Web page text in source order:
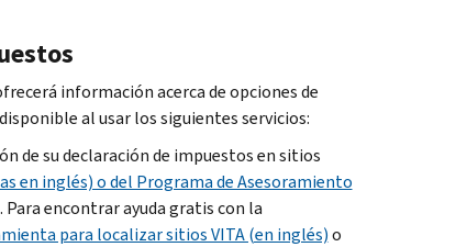
información acerca de opciones de
al usar los siguientes servicios:
de su declaración de impuestos en sitios
en inglés) o del Programa de Asesoramiento
. Para encontrar ayuda gratis con la
para localizar sitios VITA (en inglés)o